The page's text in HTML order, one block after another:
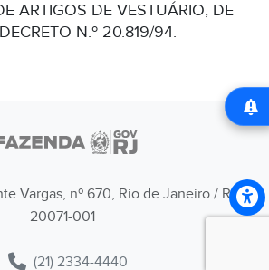
ARTIGOS DE VESTUÁRIO, DE
N.º 20.819/94.
Vargas, nº 670, Rio de Janeiro / RJ -
20071-001
(21) 2334-4440